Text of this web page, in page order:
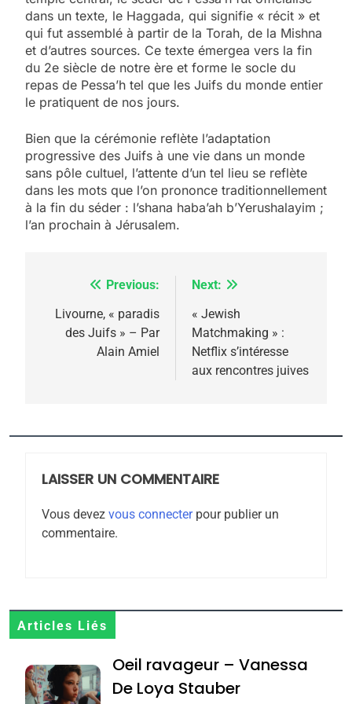
dans un texte, le Haggada, qui signifie « récit » et
qui fut assemblé à partir de la Torah, de la Mishna
et d’autres sources. Ce texte émergea vers la fin
du 2e siècle de notre ère et forme le socle du
repas de Pessa’h tel que les Juifs du monde entier
le pratiquent de nos jours.
Bien que la cérémonie reflète l’adaptation
progressive des Juifs à une vie dans un monde
sans pôle cultuel, l’attente d’un tel lieu se reflète
dans les mots que l’on prononce traditionnellement
à la fin du séder : l’shana haba’ah b’Yerushalayim ;
l’an prochain à Jérusalem.
Navigation
de
l’article
Previous:
Livourne, « paradis
des Juifs » – Par
Alain Amiel
Next:
« Jewish
Matchmaking » :
Netflix s’intéresse
aux rencontres juives
LAISSER UN COMMENTAIRE
Vous devez vous connecterpour publier un
commentaire.
Articles Liés
Oeil ravageur – Vanessa
De Loya Stauber
2025, l’année la plus
meurtrière selon le
rapport d’ADL contre
ISRAÉL
FIÈRE, DIGNE ET RÉSILIENTE :
MA JUDAÏTE par Thérèse
ISRAÉL JUDAISME
7
8
Tafraout, le miel de Tadla
Azilal consacrés produits
DAFINA MAROC